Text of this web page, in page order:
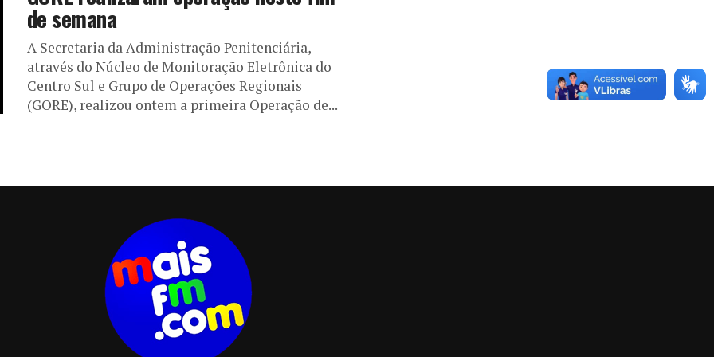
de semana
A Secretaria da Administração Penitenciária,
através do Núcleo de Monitoração Eletrônica do
Centro Sul e Grupo de Operações Regionais
(GORE), realizou ontem a primeira Operação de...